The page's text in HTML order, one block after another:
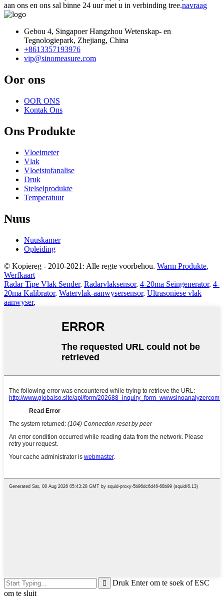
aan ons en ons sal binne 24 uur met u in verbinding tree.navraag
Gebou 4, Singapoer Hangzhou Wetenskap- en
Tegnologiepark, Zhejiang, China
+8613357193976
vip@sinomeasure.com
Oor ons
OOR ONS
Kontak Ons
Ons Produkte
Vloeimeter
Vlak
Vloeistofanalise
Druk
Stelselprodukte
Temperatuur
Nuus
Nuuskamer
Opleiding
© Kopiereg - 2010-2021: Alle regte voorbehou. Warm Produkte,
Werfkaart
Radar Tipe Vlak Sender, Radarvlaksensor, 4-20ma Seingenerator, 4-
20ma Kalibrator, Watervlak-aanwysersensor, Ultrasoniese vlak
aanwyser,
Druk Enter om te soek of ESC
om te sluit